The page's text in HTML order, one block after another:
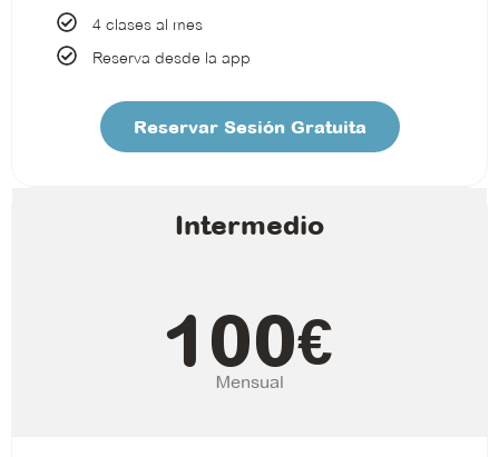
4 clases al mes
Reserva desde la app
Reservar Sesión Gratuita
Intermedio
100€
Mensual